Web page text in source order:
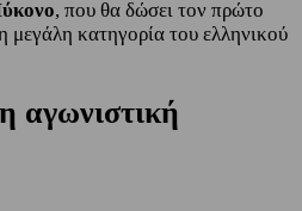
, που θα δώσει τον πρώτο
μεγάλη κατηγορία του ελληνικού
αγωνιστική